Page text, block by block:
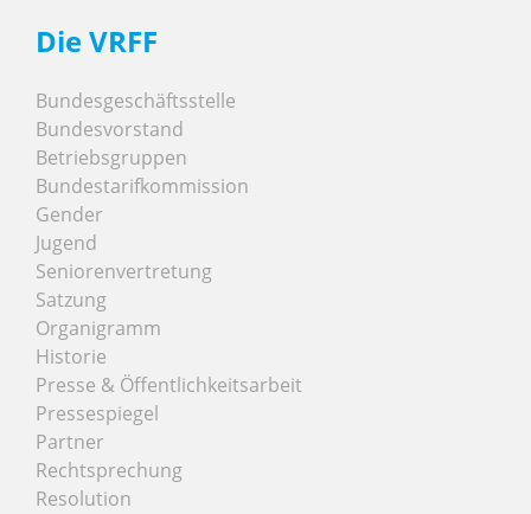
Die VRFF
Bundesgeschäftsstelle
Bundesvorstand
Betriebsgruppen
Bundestarifkommission
Gender
Jugend
Seniorenvertretung
Satzung
Organigramm
Historie
Presse & Öffentlichkeitsarbeit
Pressespiegel
Partner
Rechtsprechung
Resolution